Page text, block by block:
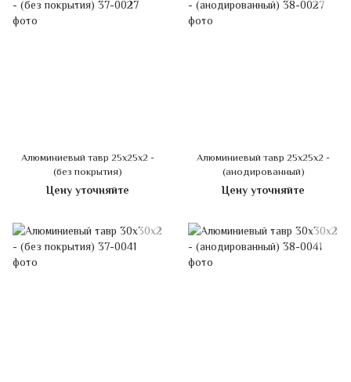
Алюминиевый тавр 25х25х2 -
(без покрытия)
Цену уточняйте
Алюминиевый тавр 25х25х2 -
(анодированный)
Цену уточняйте